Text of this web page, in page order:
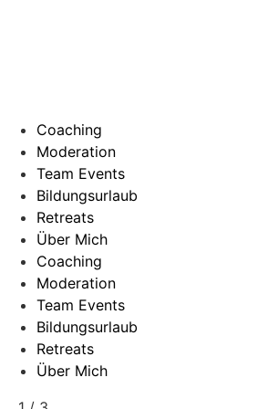
Coaching
Moderation
Team Events
Bildungsurlaub
Retreats
Über Mich
Coaching
Moderation
Team Events
Bildungsurlaub
Retreats
Über Mich